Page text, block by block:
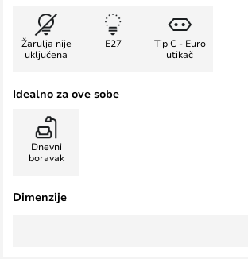
Žarulja nije
uključena
E27
Tip C - Euro
utikač
Idealno za ove sobe
Dnevni
boravak
Dimenzije